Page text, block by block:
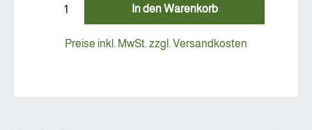
In den Warenkorb
Preise inkl. MwSt. zzgl. Versandkosten